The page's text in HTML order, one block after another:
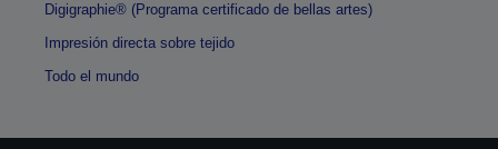
Digigraphie® (Programa certificado de bellas artes)
Impresión directa sobre tejido
Todo el mundo